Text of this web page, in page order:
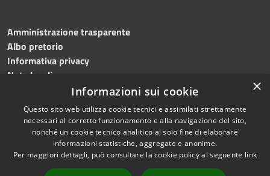
Amministrazione trasparente
Albo pretorio
Informativa privacy
Note legali
Dichiarazione di accessibilità
Accessibilità
Copyright © 2024 •
Comune di Montecalvo
×
Informazioni sui cookie
Questo sito web utilizza cookie tecnici e assimilati strettamente
necessari al corretto funzionamento e alla navigazione del sito,
nonché un cookie tecnico analitico al solo fine di elaborare
informazioni statistiche, aggregate e anonime.
Per maggiori dettagli, può consultare la cookie policy al seguente link